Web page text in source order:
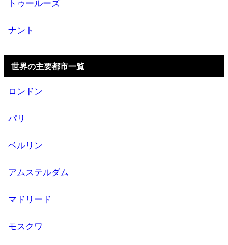
ナント
世界の主要都市一覧
ロンドン
パリ
ベルリン
アムステルダム
マドリード
モスクワ